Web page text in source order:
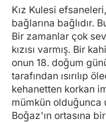
Kız Kulesi
bağlarına bağlıdır.
Bir zamanlar çok
kızısı varmış. Bir
onun 18. doğum
tarafından ısırılıp
kehanetten korkan
mümkün olduğunca
Boğaz'ın ortasına